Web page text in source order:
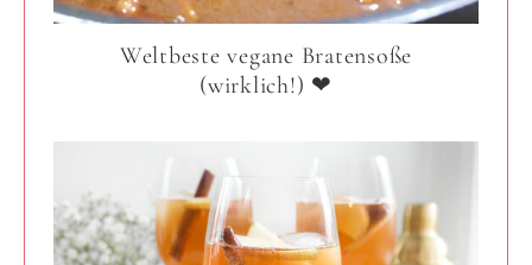
Weltbeste vegane Bratensoße
(wirklich!) ❤